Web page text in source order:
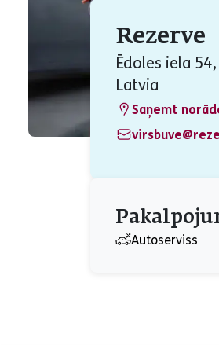
Rezerve
Ēdoles iela
Latvia
Saņemt
Autoserviss